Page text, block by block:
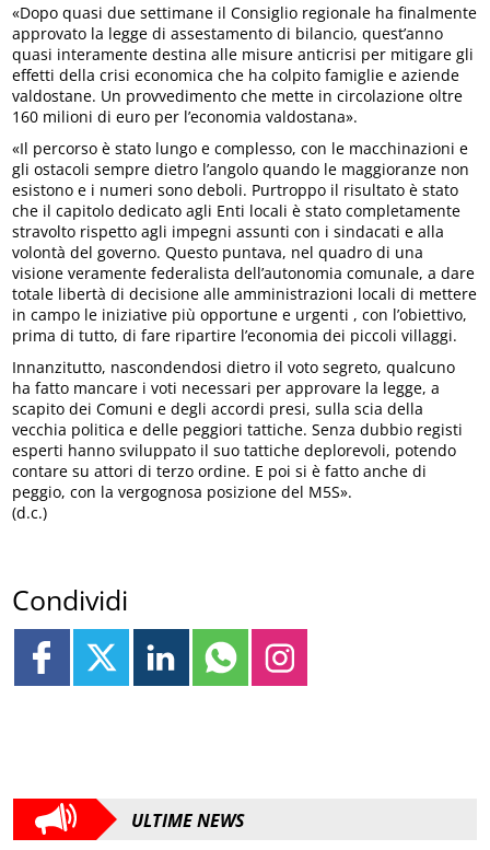
«Dopo quasi due settimane il Consiglio regionale ha finalmente
approvato la legge di assestamento di bilancio, quest’anno
quasi interamente destina alle misure anticrisi per mitigare gli
effetti della crisi economica che ha colpito famiglie e aziende
valdostane. Un provvedimento che mette in circolazione oltre
160 milioni di euro per l’economia valdostana».
«Il percorso è stato lungo e complesso, con le macchinazioni e
gli ostacoli sempre dietro l’angolo quando le maggioranze non
esistono e i numeri sono deboli. Purtroppo il risultato è stato
che il capitolo dedicato agli Enti locali è stato completamente
stravolto rispetto agli impegni assunti con i sindacati e alla
volontà del governo. Questo puntava, nel quadro di una
visione veramente federalista dell’autonomia comunale, a dare
totale libertà di decisione alle amministrazioni locali di mettere
in campo le iniziative più opportune e urgenti , con l’obiettivo,
prima di tutto, di fare ripartire l’economia dei piccoli villaggi.
Innanzitutto, nascondendosi dietro il voto segreto, qualcuno
ha fatto mancare i voti necessari per approvare la legge, a
scapito dei Comuni e degli accordi presi, sulla scia della
vecchia politica e delle peggiori tattiche. Senza dubbio registi
esperti hanno sviluppato il suo tattiche deplorevoli, potendo
contare su attori di terzo ordine. E poi si è fatto anche di
peggio, con la vergognosa posizione del M5S».
(d.c.)
Condividi
ULTIME NEWS